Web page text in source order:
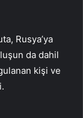
Rusya’ya
da dahil
kişi ve